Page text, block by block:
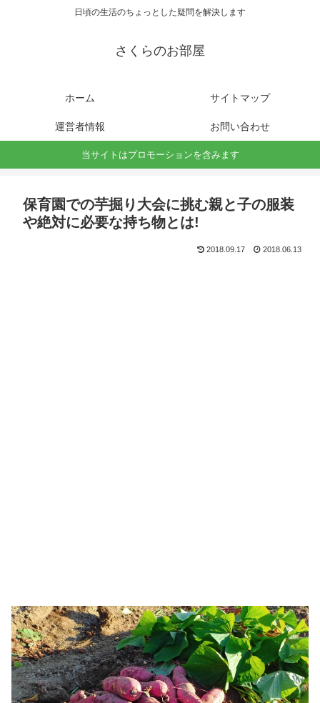
日頃の生活のちょっとした疑問を解決します
さくらのお部屋
ホーム サイトマップ
運営者情報 お問い合わせ
当サイトはプロモーションを含みます
保育園での芋掘り大会に挑む親と子の服装
や絶対に必要な持ち物とは!
2018.09.17 2018.06.13